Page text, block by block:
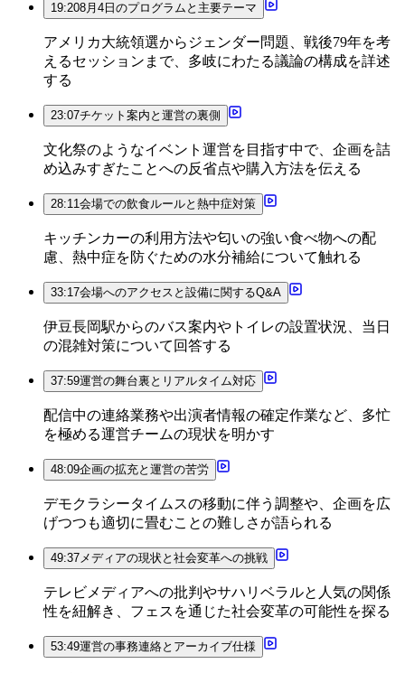
19:208月4日のプログラムと主要テーマ
アメリカ大統領選からジェンダー問題、戦後79年を考
えるセッションまで、多岐にわたる議論の構成を詳述
する
23:07チケット案内と運営の裏側
文化祭のようなイベント運営を目指す中で、企画を詰
め込みすぎたことへの反省点や購入方法を伝える
28:11会場での飲食ルールと熱中症対策
キッチンカーの利用方法や匂いの強い食べ物への配
慮、熱中症を防ぐための水分補給について触れる
33:17会場へのアクセスと設備に関するQ&A
伊豆長岡駅からのバス案内やトイレの設置状況、当日
の混雑対策について回答する
37:59運営の舞台裏とリアルタイム対応
配信中の連絡業務や出演者情報の確定作業など、多忙
を極める運営チームの現状を明かす
48:09企画の拡充と運営の苦労
デモクラシータイムスの移動に伴う調整や、企画を広
げつつも適切に畳むことの難しさが語られる
49:37メディアの現状と社会変革への挑戦
テレビメディアへの批判やサハリベラルと人気の関係
性を紐解き、フェスを通じた社会変革の可能性を探る
53:49運営の事務連絡とアーカイブ仕様